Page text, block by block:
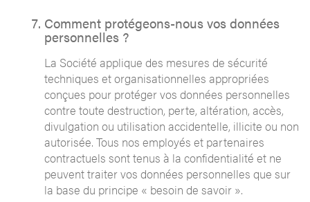
Comment protégeons-nous vos données
personnelles ?
La Société applique des mesures de sécurité
techniques et organisationnelles appropriées
conçues pour protéger vos données personnelles
contre toute destruction, perte, altération, accès,
divulgation ou utilisation accidentelle, illicite ou non
autorisée. Tous nos employés et partenaires
contractuels sont tenus à la confidentialité et ne
peuvent traiter vos données personnelles que sur
la base du principe « besoin de savoir ».